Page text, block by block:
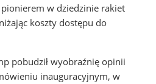
w dziedzinie rakiet
koszty dostępu do
pobudził wyobraźnię opinii
inauguracyjnym, w